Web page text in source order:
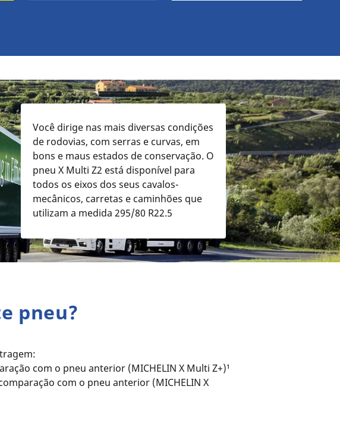
Você dirige nas mais diversas condições
de rodovias, com serras e curvas, em
bons e maus estados de conservação. O
pneu X Multi Z2 está disponível para
todos os eixos dos seus cavalos-
mecânicos, carretas e caminhões que
utilizam a medida 295/80 R22.5
pneu?
com o pneu anterior (MICHELIN X Multi Z+)¹
com o pneu anterior (MICHELIN X